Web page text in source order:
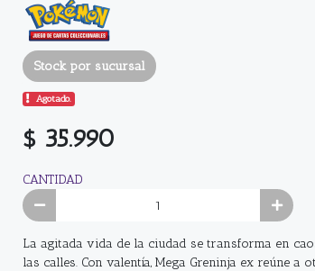
Stock por sucursal
Agotado.
$ 35.990
CANTIDAD
La agitada vida de la ciudad se transforma en
las calles. Con valentía, Mega Greninja ex reúne